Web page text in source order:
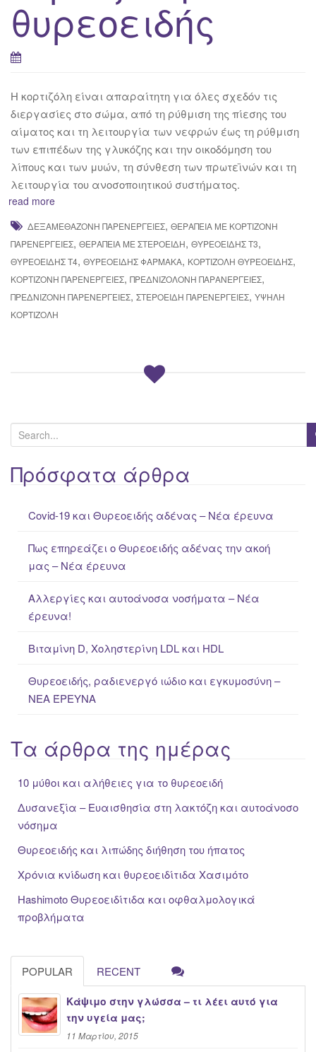
θυρεοειδής
Η κορτιζόλη είναι απαραίτητη για όλες σχεδόν τις
διεργασίες στο σώμα, από τη ρύθμιση της πίεσης του
αίματος και τη λειτουργία των νεφρών έως τη ρύθμιση
των επιπέδων της γλυκόζης και την οικοδόμηση του
λίπους και των μυών, τη σύνθεση των πρωτεϊνών και τη
λειτουργία του ανοσοποιητικού συστήματος.
read more
ΔΕΞΑΜΕΘΑΖΌΝΗ ΠΑΡΕΝΈΡΓΕΙΕΣ, ΘΕΡΑΠΕΊΑ ΜΕ ΚΟΡΤΙΖΌΝΗ
ΠΑΡΕΝΈΡΓΕΙΕΣ, ΘΕΡΑΠΕΊΑ ΜΕ ΣΤΕΡΟΕΙΔΉ, ΘΥΡΕΟΕΙΔΉΣ Τ3,
ΘΥΡΕΟΕΙΔΉΣ Τ4, ΘΥΡΕΟΕΙΔΉΣ ΦΆΡΜΑΚΑ, ΚΟΡΤΙΖΌΛΗ ΘΥΡΕΟΕΙΔΉΣ,
ΚΟΡΤΙΖΌΝΗ ΠΑΡΕΝΈΡΓΕΙΕΣ, ΠΡΕΔΝΙΖΟΛΌΝΗ ΠΑΡΑΝΈΡΓΕΙΕΣ,
ΠΡΕΔΝΙΖΌΝΗ ΠΑΡΕΝΈΡΓΕΙΕΣ, ΣΤΕΡΟΕΙΔΉ ΠΑΡΕΝΈΡΓΕΙΕΣ, ΥΨΗΛΉ
ΚΟΡΤΙΖΌΛΗ
e
a
rΠρόσφατα άρθρα
Covid-19 και Θυρεοειδής αδένας – Νέα έρευνα
Πως επηρεάζει ο Θυρεοειδής αδένας την ακοή
μας – Νέα έρευνα
Αλλεργίες και αυτοάνοσα νοσήματα – Νέα
έρευνα!
Βιταμίνη D, Χοληστερίνη LDL και HDL
Θυρεοειδής, ραδιενεργό ιώδιο και εγκυμοσύνη –
ΝΕΑ ΈΡΕΥΝΑ
Τα άρθρα της ημέρας
10 μύθοι και αλήθειες για το θυρεοειδή
Δυσανεξία – Ευαισθησία στη λακτόζη και αυτοάνοσο
νόσημα
Θυρεοειδής και λιπώδης διήθηση του ήπατος
Χρόνια κνίδωση και θυρεοειδίτιδα Χασιμότο
Hashimoto Θυρεοειδίτιδα και οφθαλμολογικά
προβλήματα
POPULAR RECENT
Κάψιμο στην γλώσσα – τι λέει αυτό για
την υγεία μας;
11 Μαρτίου, 2015